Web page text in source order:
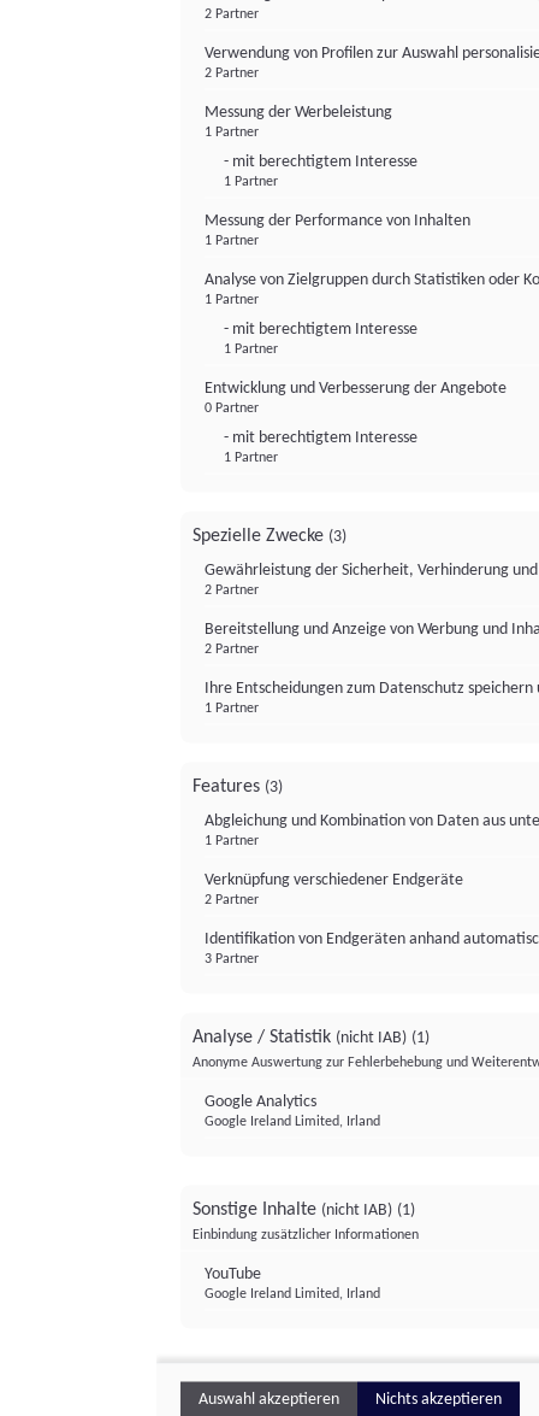
2 Partner
Verwendung von Profilen zur Auswahl
2 Partner
Messung der Werbeleistung
1 Partner
- mit berechtigtem Interesse
1 Partner
Messung der Performance von Inhalten
1 Partner
Analyse von Zielgruppen durch Statistiken oder
1 Partner
- mit berechtigtem Interesse
1 Partner
Entwicklung und Verbesserung der Angebote
0 Partner
- mit berechtigtem Interesse
1 Partner
Spezielle Zwecke (3)
Gewährleistung der Sicherheit, Verhinderung
2 Partner
Bereitstellung und Anzeige von Werbung und
2 Partner
Ihre Entscheidungen zum Datenschutz
1 Partner
Features (3)
Abgleichung und Kombination von Daten aus
1 Partner
Verknüpfung verschiedener Endgeräte
2 Partner
Identifikation von Endgeräten anhand
3 Partner
Analyse / Statistik (nicht IAB) (1)
Anonyme Auswertung zur Fehlerbehebung und
Google Analytics
Google Ireland Limited, Irland
Sonstige Inhalte (nicht IAB) (1)
Einbindung zusätzlicher Informationen
YouTube
Google Ireland Limited, Irland
Auswahl akzeptieren Nichts akzeptieren